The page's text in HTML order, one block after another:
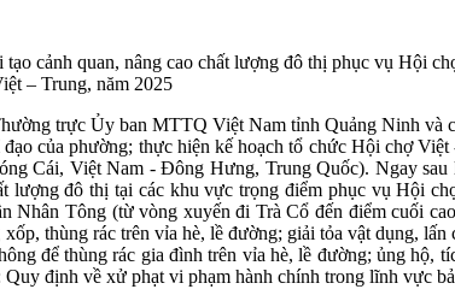
cảnh quan, nâng cao chất lượng đô thị phục vụ Hội
– Trung, năm 2025
trực Ủy ban MTTQ Việt Nam tỉnh Quảng Ninh
của phường; thực hiện kế hoạch tổ chức Hội chợ
Cái, Việt Nam - Đông Hưng, Trung Quốc). Ngay
lượng đô thị tại các khu vực trọng điểm phục vụ Hội
Nhân Tông (từ vòng xuyến đi Trà Cổ đến điểm cuối
thùng rác trên vỉa hè, lề đường; giải tỏa vật dụng,
để thùng rác gia đình trên vỉa hè, lề đường; ủng
định về xử phạt vi phạm hành chính trong lĩnh vực